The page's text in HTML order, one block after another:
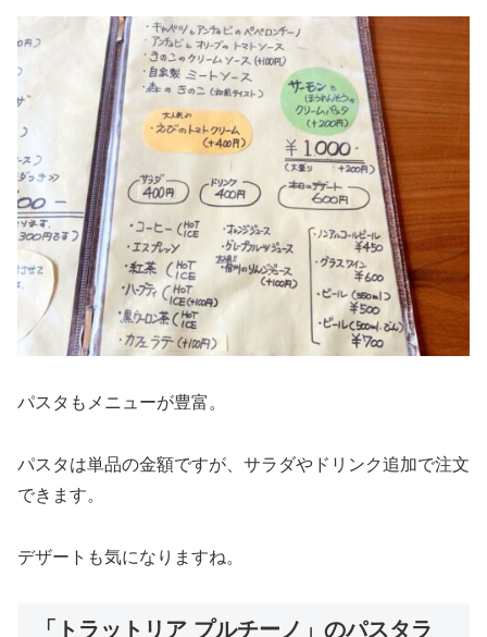
パスタもメニューが豊富。
パスタは単品の金額ですが、サラダやドリンク追加で注文
できます。
デザートも気になりますね。
「トラットリア プルチーノ」のパスタラ